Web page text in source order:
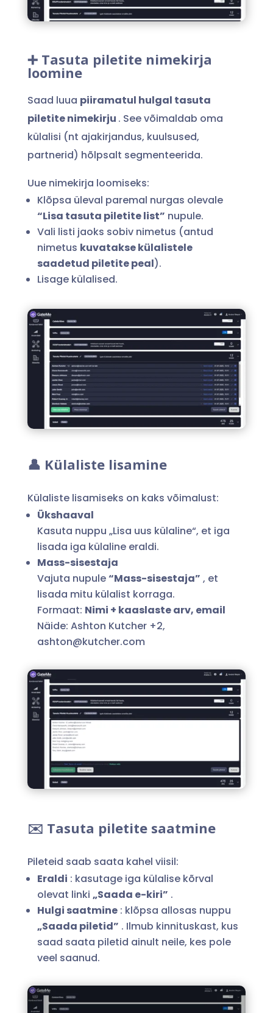
➕ Tasuta piletite nimekirja
loomine
Saad luua piiramatul hulgal tasuta
piletite nimekirju . See võimaldab oma
külalisi (nt ajakirjandus, kuulsused,
partnerid) hõlpsalt segmenteerida.
Uue nimekirja loomiseks:
Klõpsa üleval paremal nurgas olevale
“Lisa tasuta piletite list” nupule.
Vali listi jaoks sobiv nimetus (antud
nimetus kuvatakse külalistele
saadetud piletite peal).
Lisage külalised.
👤 Külaliste lisamine
Külaliste lisamiseks on kaks võimalust:
Ükshaaval
Kasuta nuppu „Lisa uus külaline“, et iga
lisada iga külaline eraldi.
Mass-sisestaja
Vajuta nupule“Mass-sisestaja” , et
lisada mitu külalist korraga.
Formaat: Nimi + kaaslaste arv, email
Näide: Ashton Kutcher +2,
ashton@kutcher.com
✉️ Tasuta piletite saatmine
Pileteid saab saata kahel viisil:
Eraldi : kasutage iga külalise kõrval
olevat linki „Saada e-kiri” .
Hulgi saatmine: klõpsa allosas nuppu
„Saada piletid” . Ilmub kinnituskast, kus
saad saata piletid ainult neile, kes pole
veel saanud.